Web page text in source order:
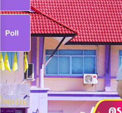
ข่าวสาร
กิจการ
สภา
บริการ
ข้อมูล